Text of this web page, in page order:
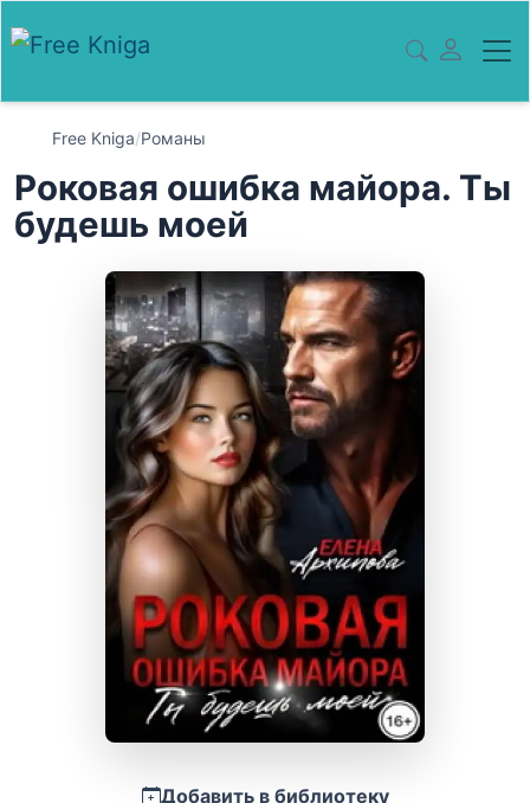
Free Kniga/Романы
Роковая ошибка майора. Ты
будешь моей
Добавить в библиотеку